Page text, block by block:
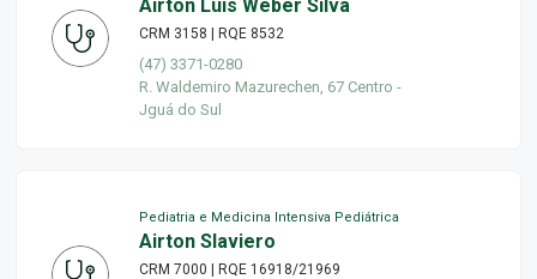
Airton Luis Weber Silva
CRM 3158 | RQE 8532
(47) 3371-0280
R. Waldemiro Mazurechen, 67 Centro -
Jguá do Sul
Pediatria e Medicina Intensiva Pediátrica
Airton Slaviero
CRM 7000 | RQE 16918/21969